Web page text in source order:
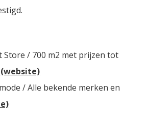
Store / 700 m2 met prijzen tot
(website)
/ Alle bekende merken en